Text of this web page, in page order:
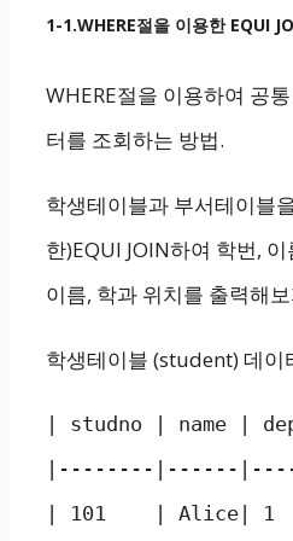
1-1.WHERE절을 이용한 EQUI
WHERE절을 이용하여 공
터를 조회하는 방법.
학생테이블과 부서테이블
한)EQUI JOIN하여 학번,
이름, 학과 위치를 출력해
학생테이블 (student) 데이
| studno | name |
|--------|------
| 101    | Alice| 1